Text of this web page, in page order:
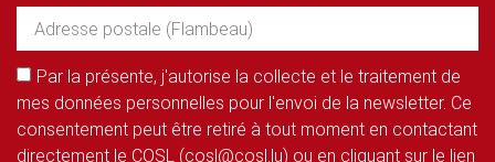
Par la présente, j'autorise la collecte et le traitement de
mes données personnelles pour l'envoi de la newsletter. Ce
consentement peut être retiré à tout moment en contactant
directement le COSL (cosl@cosl.lu) ou en cliquant sur le lien